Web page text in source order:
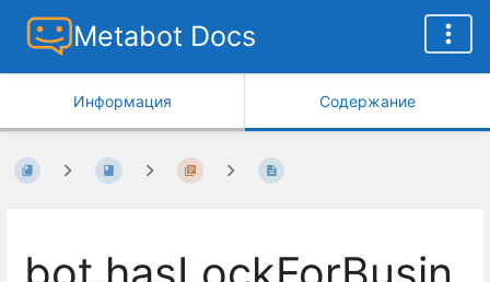
Metabot Docs
Информация Содержание